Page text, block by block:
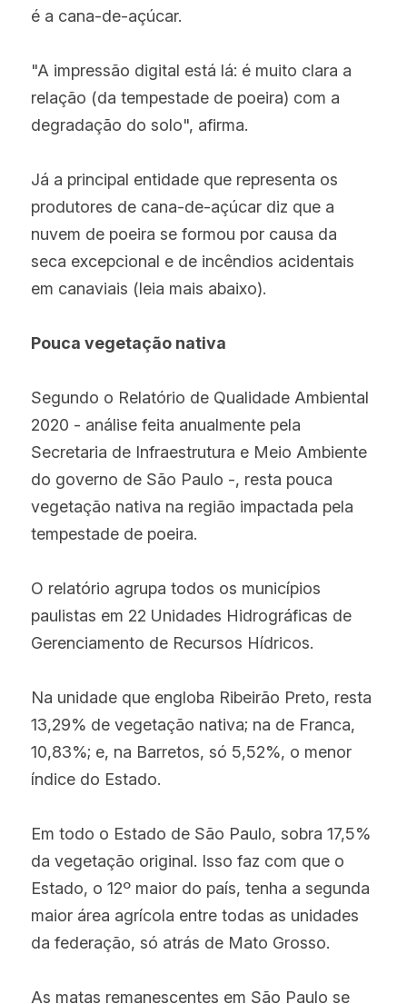
é a cana-de-açúcar.
"A impressão digital está lá: é muito clara a
relação (da tempestade de poeira) com a
degradação do solo", afirma.
Já a principal entidade que representa os
produtores de cana-de-açúcar diz que a
nuvem de poeira se formou por causa da
seca excepcional e de incêndios acidentais
em canaviais (leia mais abaixo).
Pouca vegetação nativa
Segundo o Relatório de Qualidade Ambiental
2020 - análise feita anualmente pela
Secretaria de Infraestrutura e Meio Ambiente
do governo de São Paulo -, resta pouca
vegetação nativa na região impactada pela
tempestade de poeira.
O relatório agrupa todos os municípios
paulistas em 22 Unidades Hidrográficas de
Gerenciamento de Recursos Hídricos.
Na unidade que engloba Ribeirão Preto, resta
13,29% de vegetação nativa; na de Franca,
10,83%; e, na Barretos, só 5,52%, o menor
índice do Estado.
Em todo o Estado de São Paulo, sobra 17,5%
da vegetação original. Isso faz com que o
Estado, o 12º maior do país, tenha a segunda
maior área agrícola entre todas as unidades
da federação, só atrás de Mato Grosso.
As matas remanescentes em São Paulo se